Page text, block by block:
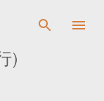
)